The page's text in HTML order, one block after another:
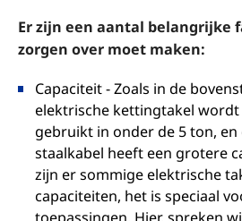
Er zijn een aantal belangrijke
zorgen over moet maken:
Capaciteit - Zoals in de
elektrische kettingtakel
gebruikt in onder de 5 ton, en
staalkabel heeft een grotere
zijn er sommige elektrische
capaciteiten, het is speciaal